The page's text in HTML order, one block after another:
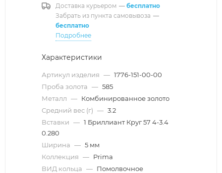
Доставка курьером — бесплатно
Забрать из пункта самовывоза —
бесплатно
Подробнее
Характеристики
Артикул изделия — 1776-151-00-00
Проба золота — 585
Металл — Комбинированное золото
Средний вес (г) — 3.2
Вставки — 1 Бриллиант Круг 57 4-3.4
0.280
Ширина — 5 мм
Коллекция — Prima
ВИД кольца — Помолвочное